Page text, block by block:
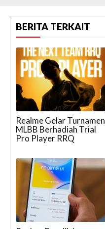
BERITA TERKAIT
Realme Gelar Turnamen
MLBB Berhadiah Trial
Pro Player RRQ